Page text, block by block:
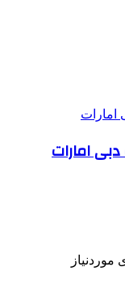
امارات